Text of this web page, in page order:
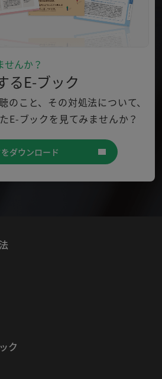
せんか？
るE-ブック
のこと、その対処法について、
E-ブックを見てみませんか？
ダウンロード
ク